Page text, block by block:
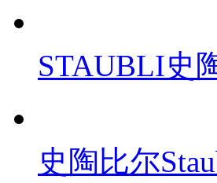
STAUBLI史
史陶比尔